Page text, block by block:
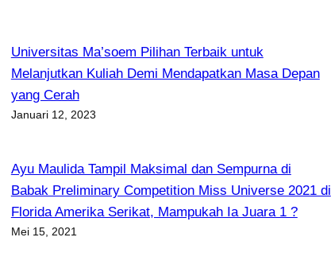
Universitas Ma’soem Pilihan Terbaik untuk
Melanjutkan Kuliah Demi Mendapatkan Masa Depan
yang Cerah
Januari 12, 2023
Ayu Maulida Tampil Maksimal dan Sempurna di
Babak Preliminary Competition Miss Universe 2021 di
Florida Amerika Serikat, Mampukah Ia Juara 1 ?
Mei 15, 2021